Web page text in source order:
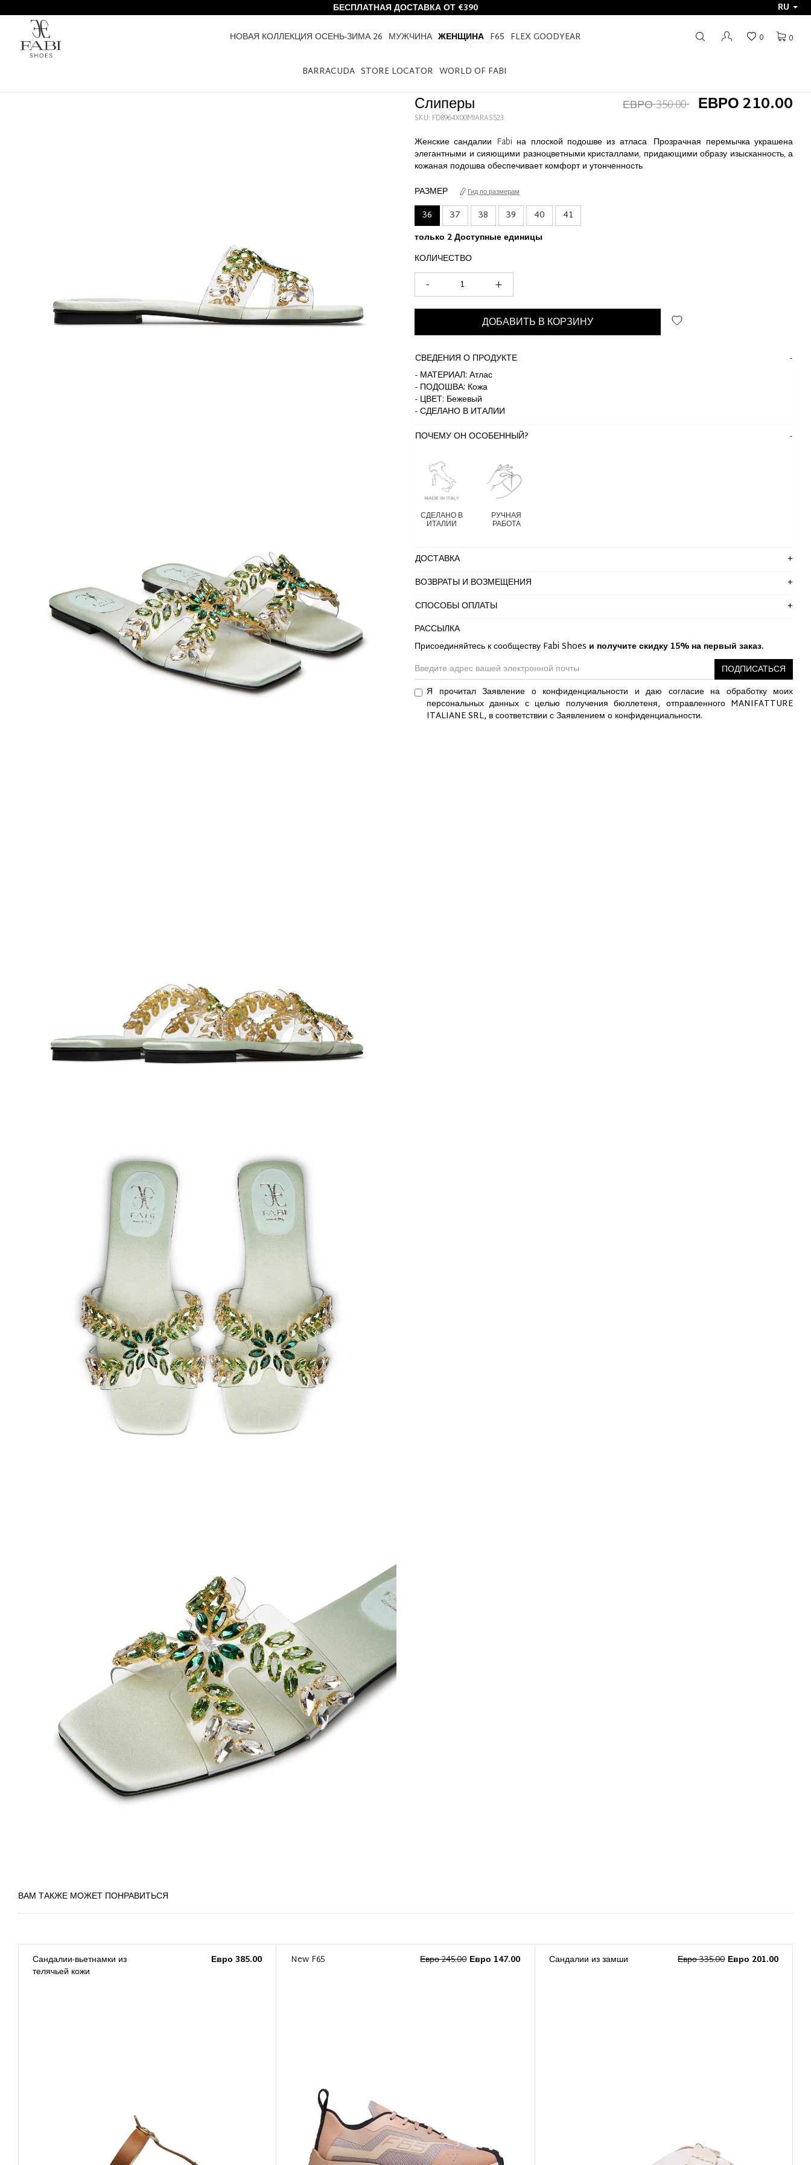
БЕСПЛАТНАЯ ДОСТАВКА ОТ €390
RU
НОВАЯ КОЛЛЕКЦИЯ ОСЕНЬ-ЗИМА 26 МУЖЧИНА ЖЕНЩИНА F65 FLEX GOODYEAR
BARRACUDA STORE LOCATOR WORLD OF FABI
0
0
HOME ЖЕНЩИНА СЛИПЕРЫ
Слиперы ЕВРО 350.00 ЕВРО 210.00
SKU: FD8964X00MIARAS523
Женские сандалии Fabi на плоской подошве из атласа. Прозрачная перемычка украшена
элегантными и сияющими разноцветными кристаллами, придающими образу изысканность, а
кожаная подошва обеспечивает комфорт и утонченность.
РАЗМЕР
Гид по размерам
36 37 38 39 40
41
только 2 Доступные единицы
КОЛИЧЕСТВО
+
-
ДОБАВИТЬ В КОРЗИНУ
СВЕДЕНИЯ О ПРОДУКТЕ
- МАТЕРИАЛ: Атлас
- ПОДОШВА: Кожа
- ЦВЕТ: Бежевый
- СДЕЛАНО В ИТАЛИИ
ПОЧЕМУ ОН ОСОБЕННЫЙ?
СДЕЛАНО В
ИТАЛИИ
РУЧНАЯ
РАБОТА
ДОСТАВКА
ВОЗВРАТЫ И ВОЗМЕЩЕНИЯ
СПОСОБЫ ОПЛАТЫ
РАССЫЛКА
Присоединяйтесь к сообществу Fabi Shoes и получите скидку 15% на первый заказ.
ПОДПИСАТЬСЯ
Я прочитал Заявление о конфиденциальности и даю согласие на обработку моих
персональных данных с целью получения бюллетеня, отправленного MANIFATTURE
ITALIANE SRL, в соответствии с Заявлением о конфиденциальности.
ВАМ ТАКЖЕ МОЖЕТ ПОНРАВИТЬСЯ
Сандалии-вьетнамки из
телячьей кожи
Евро 385.00 New F65 Евро 245.00 Евро 147.00 Сандалии из замши Евро 335.00 Евро 201.00